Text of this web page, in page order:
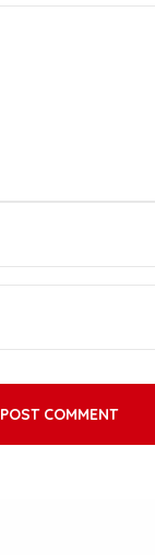
POST COMMENT